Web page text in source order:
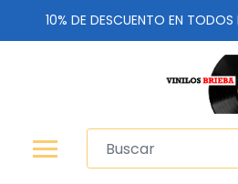
10% DE DESCUENTO EN TODOS